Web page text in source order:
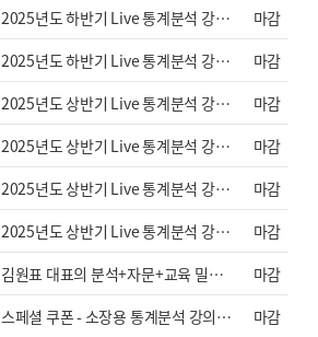
학습하기)
(11월 - 논문통계분석 실전 심층과정)
2025년도 하반기 Live 통계분석 강좌!
(10월 - 논문통계분석 실전 공동과정)
마감
2025년도 하반기 Live 통계분석 강좌!
(9월 - 연구기획의 기틀마련)
마감
2025년도 상반기 Live 통계분석 강좌!
(6월 - 머신러닝과 텍스트마이닝
학습하기)
마감
2025년도 상반기 Live 통계분석 강좌!
(5월 - 논문통계분석 실전 심층과정)
마감
2025년도 상반기 Live 통계분석 강좌!
(4월 - 논문통계분석 실전 공동과정)
마감
2025년도 상반기 Live 통계분석 강좌!
(3월 - 연구기획의 기틀마련)
마감
김원표 대표의 분석+자문+교육 밀착
지원 서비스(30명 선착순/10월
마감
스페셜 쿠폰 - 소장용 통계분석 강의 마감